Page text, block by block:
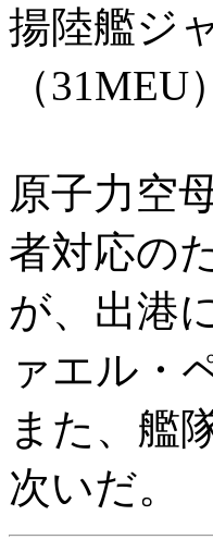
揚陸艦ジ
（
原子力空
者対応の
が、出港
ァエル・
また、艦
次いだ。